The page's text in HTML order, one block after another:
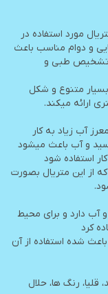
مورد استفاده در
و دوام مناسب باعث
تشخیص طبی و
متنوع و شکل
ارائه میکند.
آب زیاد به کار
در مقابله با اسید و آب باعث میشود
استفاده شود
از این متریال بصورت
آب دارد و برای محیط
کرد
شده استفاده از آن
قليا، رنگ ها، حلال